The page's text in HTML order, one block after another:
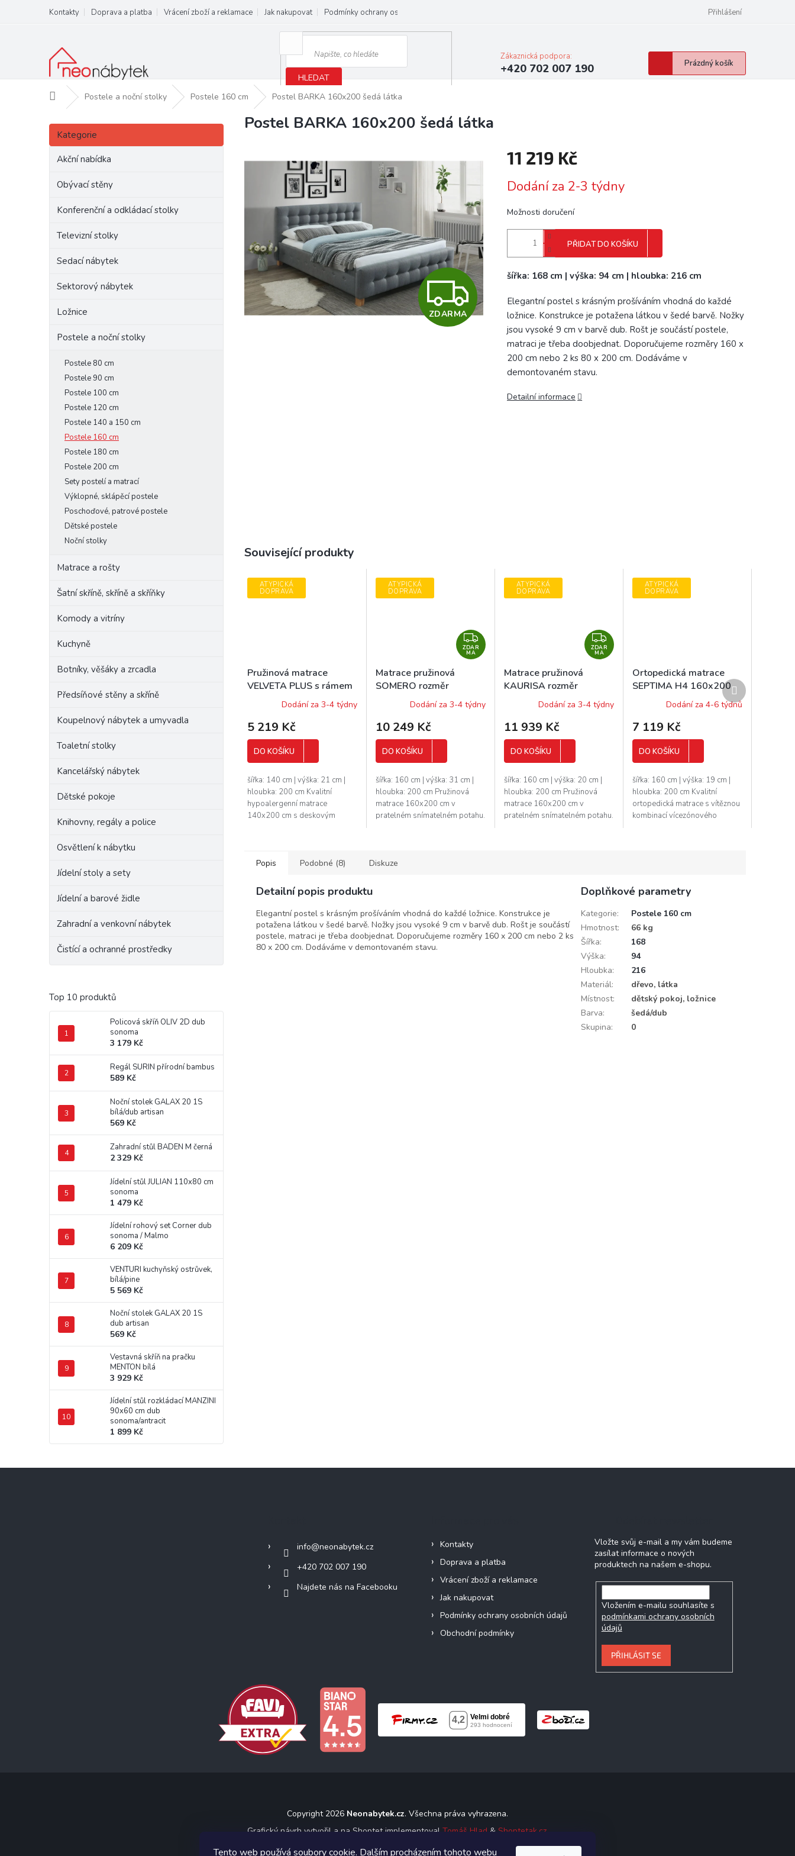
Tento web používá soubory cookie. Dalším procházením tohoto webu
obsah
Kontakty Doprava a platba Vrácení zboží a reklamace Jak nakupovat Podmínky ochrany osobních údajů Přihlášení
HLEDAT
Zákaznická podpora:
+420 702 007 190
Nákupní
košík
Prázdný košík
Domů Postele a noční stolky Postele 160 cm Postel BARKA 160x200 šedá látka
P
s
Přeskočit
kategorie
Kategorie
Akční nabídka
Obývací stěny
Konferenční a odkládací stolky
Televizní stolky
Sedací nábytek
Sektorový nábytek
Ložnice
Postele a noční stolky
Postele 80 cm
Postele 90 cm
Postele 100 cm
Postele 120 cm
Postele 140 a 150 cm
Postele 160 cm
Postele 180 cm
Postele 200 cm
Sety postelí a matrací
Výklopné, sklápěcí postele
Poschoďové, patrové postele
Dětské postele
Noční stolky
Matrace a rošty
Šatní skříně, skříně a skříňky
Komody a vitríny
Kuchyně
Botníky, věšáky a zrcadla
Předsíňové stěny a skříně
Koupelnový nábytek a umyvadla
Toaletní stolky
Kancelářský nábytek
Dětské pokoje
Knihovny, regály a police
Osvětlení k nábytku
Jídelní stoly a sety
Jídelní a barové židle
Zahradní a venkovní nábytek
Čistící a ochranné prostředky
Top 10 produktů
Policová skříň OLIV 2D dub
sonoma
3 179 Kč
Regál SURIN přírodní bambus
589 Kč
Noční stolek GALAX 20 1S
bílá/dub artisan
569 Kč
Zahradní stůl BADEN M černá
2 329 Kč
Jídelní stůl JULIAN 110x80 cm
sonoma
1 479 Kč
Jídelní rohový set Corner dub
sonoma / Malmo
6 209 Kč
VENTURI kuchyňský ostrůvek,
bílá/pine
5 569 Kč
Noční stolek GALAX 20 1S
dub artisan
569 Kč
Vestavná skříň na pračku
MENTON bílá
3 929 Kč
Jídelní stůl rozkládací MANZINI
90x60 cm dub
sonoma/antracit
1 899 Kč
Postel BARKA 160x200 šedá látka
Z
ZDARMA
11 219 Kč
cena:
Dodání za 2-3 týdny
Možnosti doručení
PŘIDAT DO KOŠÍKU
šířka: 168 cm | výška: 94 cm | hloubka: 216 cm
Elegantní postel s krásným prošíváním vhodná do každé
ložnice. Konstrukce je potažena látkou v šedé barvě. Nožky
jsou vysoké 9 cm v barvě dub. Rošt je součástí postele,
matraci je třeba doobjednat. Doporučujeme rozměry 160 x
200 cm nebo 2 ks 80 x 200 cm. Dodáváme v
demontovaném stavu.
Detailní informace
Související produkty
ATYPICKÁ
DOPRAVA
Pružinová matrace
VELVETA PLUS s rámem
rozměr 140x200 cm
Dodání za 3-4 týdny
5 219 Kč
DO KOŠÍKU
šířka: 140 cm | výška: 21 cm |
hloubka: 200 cm Kvalitní
hypoalergenní matrace
140x200 cm s deskovým
ATYPICKÁ
DOPRAVA
Z
D
A
ZDAR
MA
Matrace pružinová
SOMERO rozměr
160x200 cmDodání za 3-4 týdny
10 249 Kč
DO KOŠÍKU
šířka: 160 cm | výška: 31 cm |
hloubka: 200 cm Pružinová
matrace 160x200 cm v
pratelném snímatelném potahu.
ATYPICKÁ
DOPRAVA
Z
D
A
ZDAR
MA
Matrace pružinová
KAURISA rozměr
160x200 cmDodání za 3-4 týdny
11 939 Kč
DO KOŠÍKU
šířka: 160 cm | výška: 20 cm |
hloubka: 200 cm Pružinová
matrace 160x200 cm v
pratelném snímatelném potahu.
ATYPICKÁ
DOPRAVA
Ortopedická matrace
SEPTIMA H4 160x200
cm potah HITDodání za 4-6 týdnů
7 119 Kč
DO KOŠÍKU
šířka: 160 cm | výška: 19 cm |
hloubka: 200 cm Kvalitní
ortopedická matrace s vítěznou
kombinací vícezónového
Další
produkt
Popis Podobné (8) Diskuze
Detailní popis produktu
Elegantní postel s krásným prošíváním vhodná do každé ložnice. Konstrukce je
potažena látkou v šedé barvě. Nožky jsou vysoké 9 cm v barvě dub. Rošt je součástí
postele, matraci je třeba doobjednat. Doporučujeme rozměry 160 x 200 cm nebo 2 ks
80 x 200 cm. Dodáváme v demontovaném stavu.
Doplňkové parametry
Kategorie:
Postele 160 cm
Hmotnost:
66 kg
Šířka:
168
Výška:
94
Hloubka:
216
Materiál:
dřevo, látka
Místnost:
dětský pokoj, ložnice
Barva:
šedá/dub
Skupina: 0
info@neonabytek.cz
+420 702 007 190
Najdete nás na Facebooku
Kontakty
Doprava a platba
Vrácení zboží a reklamace
Jak nakupovat
Podmínky ochrany osobních údajů
Obchodní podmínky
Vložte svůj e-mail a my vám budeme
zasílat informace o nových
produktech na našem e-shopu.
Vložením e-mailu souhlasíte s
podmínkami ochrany osobních
údajů
PŘIHLÁSIT SE
Copyright 2026 Neonabytek.cz. Všechna práva vyhrazena.
Grafický návrh vytvořil a na Shoptet implementoval Tomáš Hlad & Shoptetak.cz.